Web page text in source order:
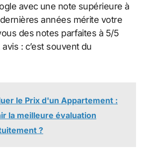
avec une note supérieure à
années mérite votre
des notes parfaites à 5/5
: c’est souvent du
le Prix d'un Appartement :
la meilleure évaluation
?